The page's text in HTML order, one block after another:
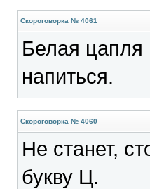
Скороговорка № 4061
Белая цапля
напиться.
Скороговорка № 4060
Не станет,
букву Ц.